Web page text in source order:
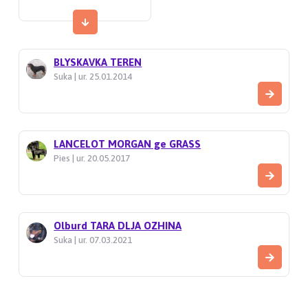
BLYSKAVKA TEREN
Suka | ur. 25.01.2014
LANCELOT MORGAN ge GRASS
Pies | ur. 20.05.2017
Olburd TARA DLJA OZHINA
Suka | ur. 07.03.2021